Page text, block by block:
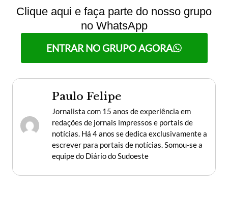
Clique aqui e faça parte do nosso grupo
no WhatsApp
ENTRAR NO GRUPO AGORA
Paulo Felipe
Jornalista com 15 anos de experiência em
redações de jornais impressos e portais de
notícias. Há 4 anos se dedica exclusivamente a
escrever para portais de notícias. Somou-se a
equipe do Diário do Sudoeste